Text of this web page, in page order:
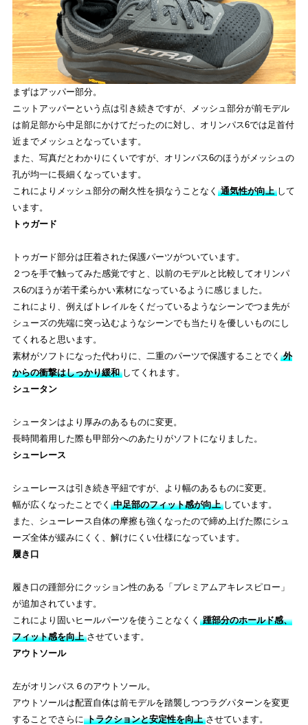
まずはアッパー部分。
ニットアッパーという点は引き続きですが、メッシュ部分が前モデル
は前足部から中足部にかけてだったのに対し、オリンパス6では足首付
近までメッシュとなっています。
また、写真だとわかりにくいですが、オリンパス6のほうがメッシュの
孔が均一に長細くなっています。
これによりメッシュ部分の耐久性を損なうことなく 通気性が向上して
います。
トゥガード
トゥガード部分は圧着された保護パーツがついています。
２つを手で触ってみた感覚ですと、以前のモデルと比較してオリンパ
ス6のほうが若干柔らかい素材になっているように感じました。
これにより、例えばトレイルをくだっているようなシーンでつま先が
シューズの先端に突っ込むようなシーンでも当たりを優しいものにし
てくれると思います。
素材がソフトになった代わりに、二重のパーツで保護することでく 外
からの衝撃はしっかり緩和してくれます。
シュータン
シュータンはより厚みのあるものに変更。
長時間着用した際も甲部分へのあたりがソフトになりました。
シューレース
シューレースは引き続き平紐ですが、より幅のあるものに変更。
幅が広くなったことでく 中足部のフィット感が向上しています。
また、シューレース自体の摩擦も強くなったので締め上げた際にシュ
ーズ全体が緩みにくく、解けにくい仕様になっています。
履き口
履き口の踵部分にクッション性のある「プレミアムアキレスピロー」
が追加されています。
これにより固いヒールパーツを使うことなくく 踵部分のホールド感、
フィット感を向上させています。
アウトソール
左がオリンパス６のアウトソール。
アウトソールは配置自体は前モデルを踏襲しつつラグパターンを変更
することでさらにトラクションと安定性を向上させています。